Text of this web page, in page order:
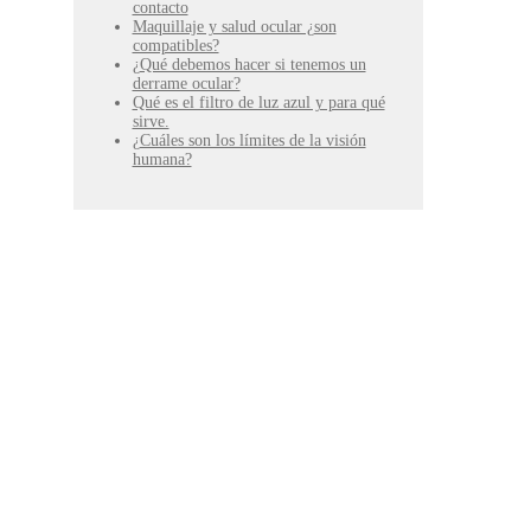
contacto
Maquillaje y salud ocular ¿son
compatibles?
¿Qué debemos hacer si tenemos un
derrame ocular?
Qué es el filtro de luz azul y para qué
sirve.
¿Cuáles son los límites de la visión
humana?